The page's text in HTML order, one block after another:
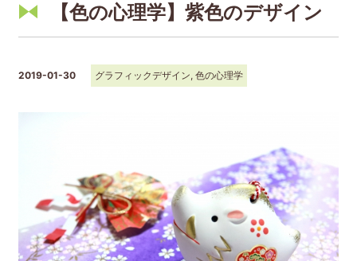
【色の心理学】紫色のデザイン
2019-01-30 グラフィックデザイン, 色の心理学